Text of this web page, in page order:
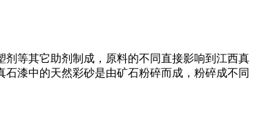
等其它助剂制成，原料的不同直接影响到江西真
漆中的天然彩砂是由矿石粉碎而成，粉碎成不同